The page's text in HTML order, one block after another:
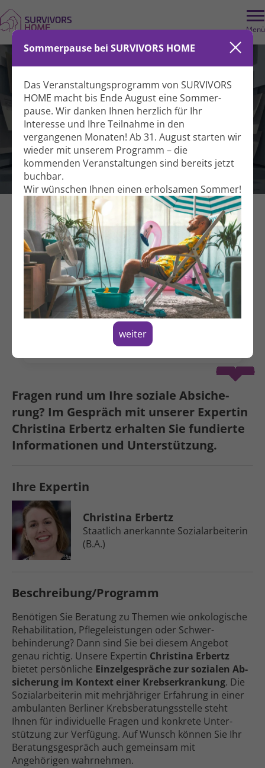
Menü
Sommerpause bei SURVIVORS HOME
Das Veranstaltungs­programm von SURVIVORS
HOME macht bis Ende August eine Sommer­
pause. Wir danken Ihnen herzlich für Ihr
Interesse und Ihre Teil­nahme in den
vergangenen Monaten! Ab 31. August starten wir
wieder mit unserem Programm – die
kommenden Veranstal­tungen sind bereits jetzt
buchbar.
Wir wünschen Ihnen einen erholsamen Sommer!
weiter
Fragen rund um Ihre soziale Ab­siche­
rung? Im Gespräch mit unserer Expertin
Christina Erbertz erhalten Sie fundierte
Informa­tionen und Unter­­stützung.
Ihre Expertin
Christina Erbertz
Staatlich anerkannte Sozial­arbeiterin
(B.A.)
Beschreibung/Programm
Benötigen Sie Beratung zu Themen wie onko­logische
Reha­bilitation, Pflege­leistungen oder Schwer­
behinderung? Dann sind Sie bei diesem Angebot
genau richtig. Unsere Expertin Christina Erbertz
bietet persön­liche Einzel­gespräche zur sozialen Ab­
sicherung im Kontext einer Krebs­erkrankung. Die
Sozial­arbeiterin mit mehr­jähriger Erfahrung in einer
ambulanten Berliner Krebs­beratungs­stelle steht
Ihnen für individuelle Fragen und konkrete Unter­
stützung zur Verfügung. Auf Wunsch können Sie Ihr
Beratungs­gespräch auch gemeinsam mit
Angehörigen wahr­nehmen.
Soziale Beratung
Beruf & Soziales Beratung
Für Betroffene
Freitag, 05.06.2026
15:00 - 16:00 Uhr
Hildegardstraße 31
Spenden